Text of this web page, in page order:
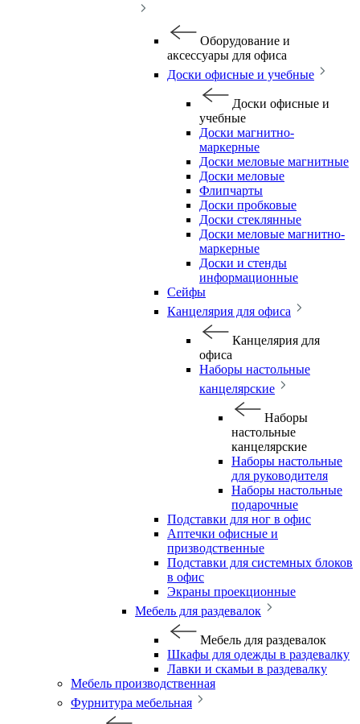
Оборудование и
аксессуары для офиса
Доски офисные и учебные
Доски офисные и
учебные
Доски магнитно-
маркерные
Доски меловые магнитные
Доски меловые
Флипчарты
Доски пробковые
Доски стеклянные
Доски меловые магнитно-
маркерные
Доски и стенды
информационные
Сейфы
Канцелярия для офиса
Канцелярия для
офиса
Наборы настольные
канцелярские
Наборы
настольные
канцелярские
Наборы настольные
для руководителя
Наборы настольные
подарочные
Подставки для ног в офис
Аптечки офисные и
призводственные
Подставки для системных блоков
в офис
Экраны проекционные
Мебель для раздевалок
Мебель для раздевалок
Шкафы для одежды в раздевалку
Лавки и скамьи в раздевалку
Мебель производственная
Фурнитура мебельная